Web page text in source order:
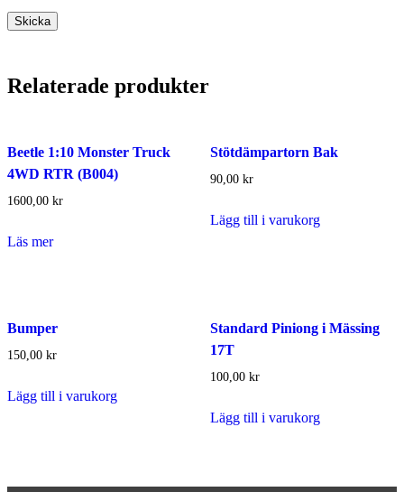
Relaterade produkter
Beetle 1:10 Monster Truck
4WD RTR (B004)
1600,00 kr
Läs mer
Stötdämpartorn Bak
90,00 kr
Lägg till i varukorg
Bumper
150,00 kr
Lägg till i varukorg
Standard Piniong i Mässing
17T
100,00 kr
Lägg till i varukorg